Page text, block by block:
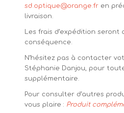
sd.optique@orange.fren
livraison.
Les frais d’expédition seront
conséquence.
N’hésitez pas à contacter
Stéphanie Danjou, pour
supplémentaire.
Pour consulter d’autres
vous plaire : Produit